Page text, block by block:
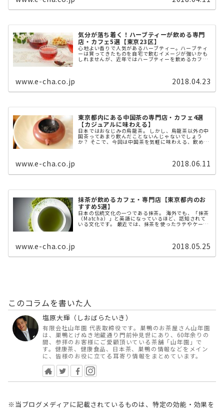
気分が落ち着く！ハーブティーが飲める専門
店・カフェ5選【東京23区】
心地よい香りで人気があるハーブティー。ハーブティ
ーは買ってきたものを自宅で飲むイメージが強いかも
しれませんが、近年ではハーブティーを飲めるカフェ
www.e-cha.co.jp 2018.04.23
東京都内にある中国茶の専門店・カフェ4選
【カジュアルに味わえる】
日本ではおなじみの烏龍茶。 しかし、烏龍茶以外の中
国茶ってあまり飲んだことないんじゃないでしょう
か？ そこで、今回は中国茶を気軽に味わえる、飲める
専門店・カフェを4つご紹介。
www.e-cha.co.jp 2018.06.11
抹茶が飲めるカフェ・専門店【東京都内のお
すすめ5選】
日本の伝統文化の一つである抹茶。 海外でも、「抹茶
（Matcha）」と英語になっているほど、認知されて
いる文化です。 最近では、抹茶を使ったラテやケーキ
www.e-cha.co.jp 2018.05.25
このコラムを書いた人
塩原大輝（しおばらたいき）
有限会社山年園 代表取締役です。巣鴨のお茶屋さん山年園
は、巣鴨とげぬき地蔵通り門前仲見世にあり、60年余りの
間、参拝のお客様にご愛顧頂いている茶舗「山年園」で
す。健康茶、健康食品、日本茶、巣鴨の情報などをメイン
に、皆様のお役に立てる耳寄り情報をまとめています。
※当ブログメディアに記載されているものは、特定の効能・効果を